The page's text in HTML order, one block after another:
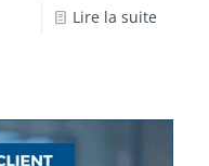
Lire la suite